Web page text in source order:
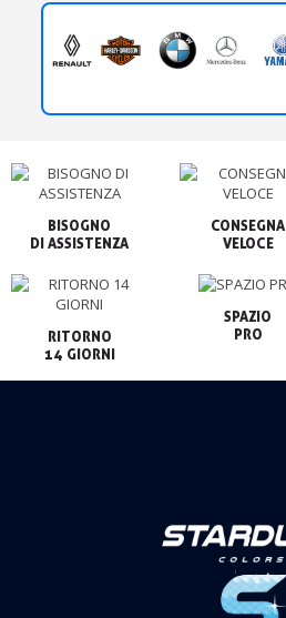
BISOGNO
CONSEGNA
VELOCE
RITORNO
14 GIORNI
SPAZIO
PRO